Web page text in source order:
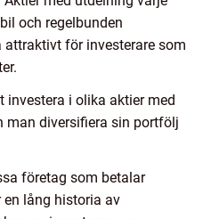
och regelbunden
attraktivt för investerare som
investera i olika aktier med
man diversifiera sin portfölj
företag som betalar
lång historia av